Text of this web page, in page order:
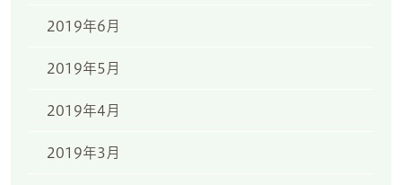
2019年6月
2019年5月
2019年4月
2019年3月